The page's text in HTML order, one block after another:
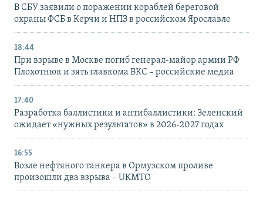
В СБУ заявили о поражении кораблей береговой
охраны ФСБ в Керчи и НПЗ в российском Ярославле
18:44
При взрыве в Москве погиб генерал-майор армии РФ
Плохотнюк и зять главкома ВКС – российские медиа
17:40
Разработка баллистики и антибаллистики: Зеленский
ожидает «нужных результатов» в 2026-2027 годах
16:55
Возле нефтяного танкера в Ормузском проливе
произошли два взрыва – UKMTO